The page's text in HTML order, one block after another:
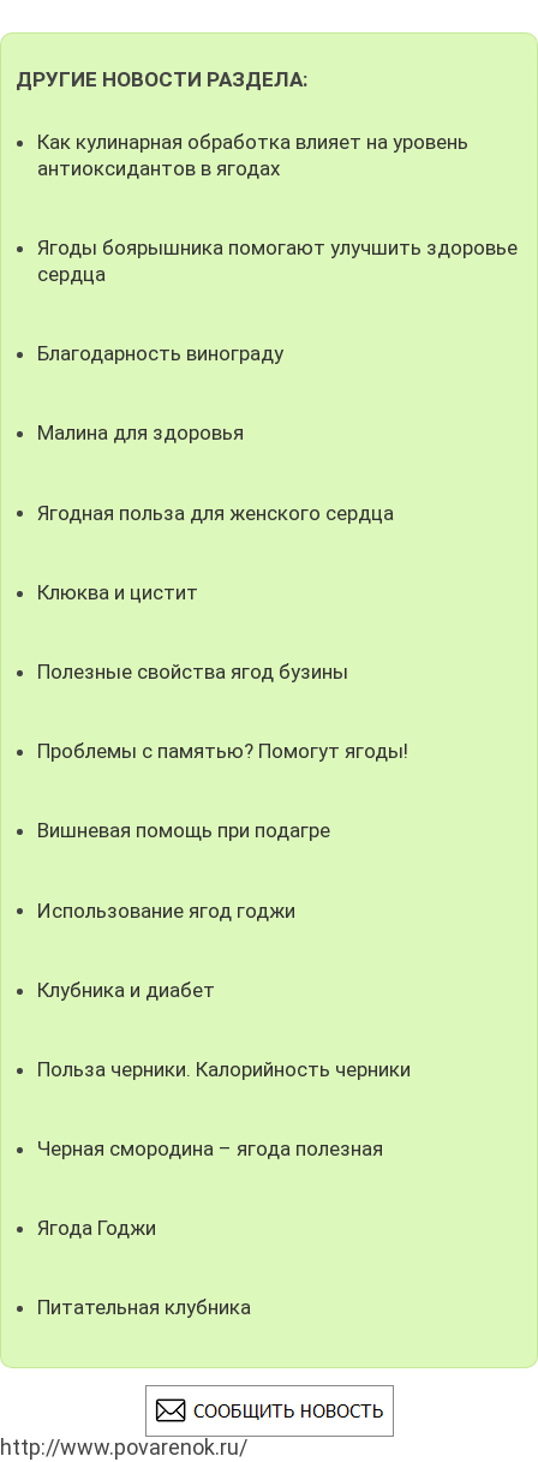
ДРУГИЕ НОВОСТИ РАЗДЕЛА:
Как кулинарная обработка влияет на уровень
антиоксидантов в ягодах
Ягоды боярышника помогают улучшить здоровье
сердца
Благодарность винограду
Малина для здоровья
Ягодная польза для женского сердца
Клюква и цистит
Полезные свойства ягод бузины
Проблемы с памятью? Помогут ягоды!
Вишневая помощь при подагре
Использование ягод годжи
Клубника и диабет
Польза черники. Калорийность черники
Черная смородина – ягода полезная
Ягода Годжи
Питательная клубника
http://www.povarenok.ru/